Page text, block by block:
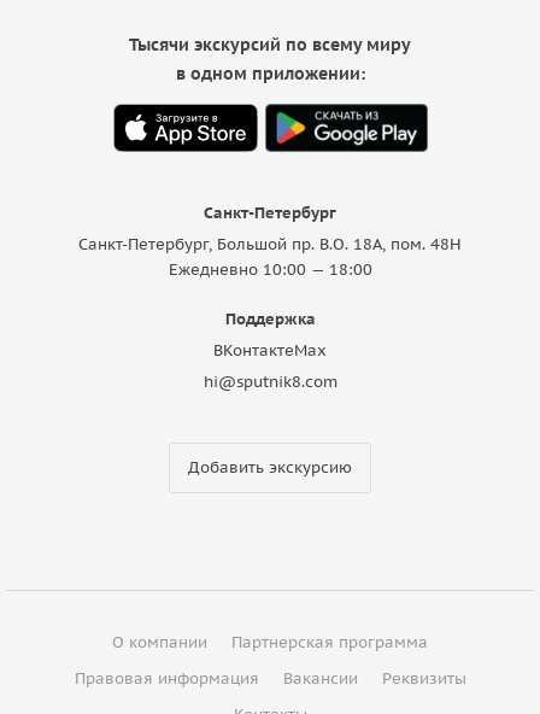
Санкт-Петербург
Санкт-Петербург, Большой пр. В.О. 18A, пом. 48Н
Ежедневно 10:00 — 18:00
Поддержка
ВКонтактеMax
hi@sputnik8.com
Добавить экскурсию
Тысячи экскурсий по всему миру
в одном приложении:
О компании
Партнерская программа
Правовая информация
Вакансии
Реквизиты